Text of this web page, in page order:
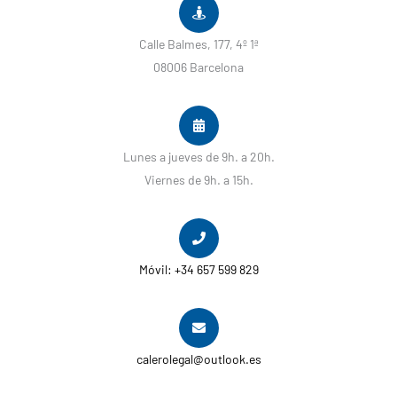
Calle Balmes, 177, 4º 1ª
08006 Barcelona
Lunes a jueves de 9h. a 20h.
Viernes de 9h. a 15h.
Móvil: +34 657 599 829
calerolegal@outlook.es